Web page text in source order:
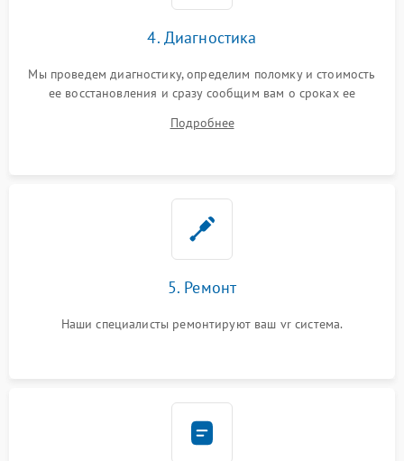
4. Диагностика
Мы проведем диагностику, определим поломку и стоимость
ее восстановления и сразу сообщим вам о сроках ее
Подробнее
5. Ремонт
Наши специалисты ремонтируют ваш vr система.